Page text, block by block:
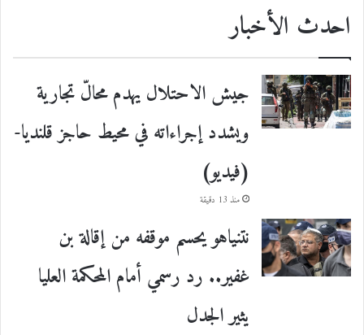
احدث الأخبار
جيش الاحتلال يهدم محالّ تجارية
ويشدد إجراءاته في محيط حاجز قلنديا-
(فيديو)
منذ 13 دقيقة
نتنياهو يحسم موقفه من إقالة بن
غفير.. رد رسمي أمام المحكمة العليا
يثير الجدل